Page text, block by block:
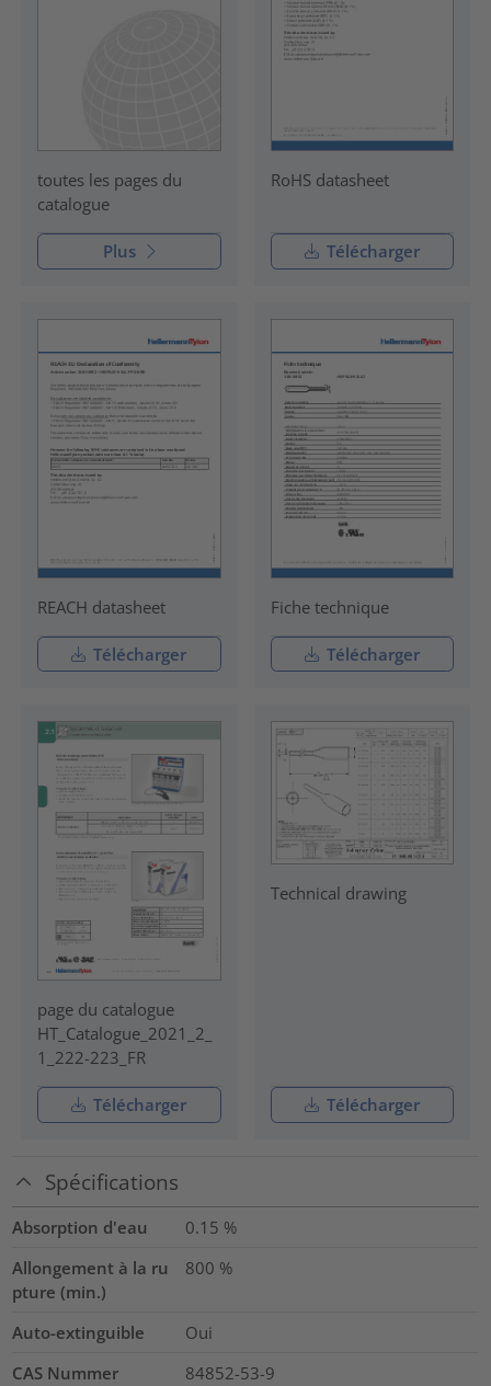
toutes les pages du
catalogue
Plus
RoHS datasheet
Télécharger
REACH datasheet
Télécharger
Fiche technique
Télécharger
page du catalogue
HT_Catalogue_2021_2_
1_222-223_FR
Télécharger
Technical drawing
Télécharger
Spécifications
Absorption d'eau 0.15 %
Allongement à la ru
pture (min.)
800 %
Auto-extinguible
Oui
CAS Nummer
84852-53-9